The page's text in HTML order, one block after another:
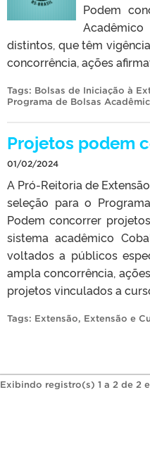
Podem
distintos, que têm
concorrência, ações
Tags: Bolsas de Iniciação à
Programa de Bolsas
Projetos podem
01/02/2024
A Pró-Reitoria de
seleção para o
Podem concorrer
sistema acadêmico
voltados a públicos
ampla concorrência,
projetos vinculados a
Tags: Extensão, Extensão e
Exibindo registro(s) 1 a 2 de 2